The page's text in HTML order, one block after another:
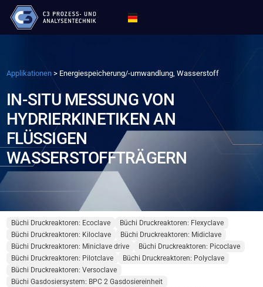
Applikationen > Energiespeicherung/-umwandlung, Wasserstoff
IN-SITU MESSUNG VON
HYDRIERKINETIKEN AN
FLÜSSIGEN
WASSERSTOFFTRÄGERN
Büchi Druckreaktoren: Ecoclave
Büchi Druckreaktoren: Flexyclave
Büchi Druckreaktoren: Kiloclave
Büchi Druckreaktoren: Midiclave
Büchi Druckreaktoren: Miniclave drive
Büchi Druckreaktoren: Picoclave
Büchi Druckreaktoren: Pilotclave
Büchi Druckreaktoren: Polyclave
Büchi Druckreaktoren: Versoclave
Büchi Gasdosiersystem: BPC 2 Gasdosiereinheit